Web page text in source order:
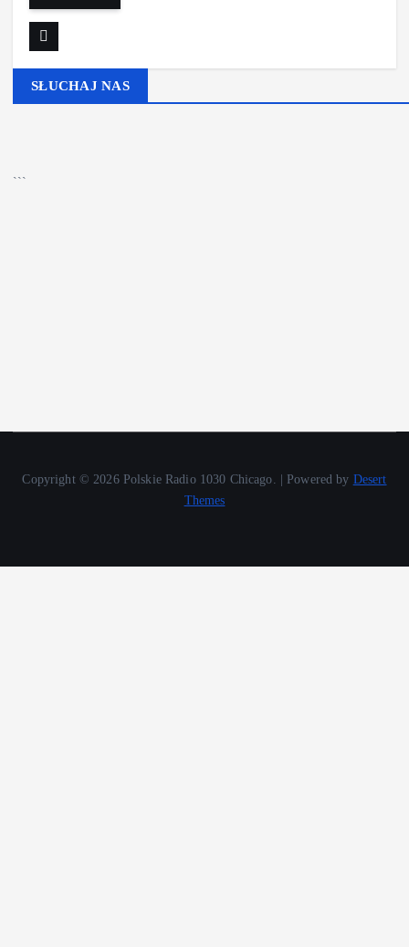
SŁUCHAJ NAS
```
Copyright © 2026 Polskie Radio 1030 Chicago. | Powered by Desert
Themes